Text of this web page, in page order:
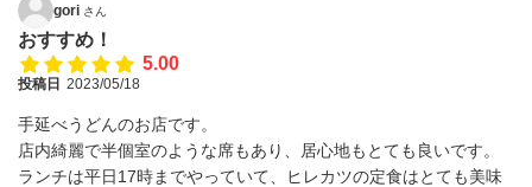
gori さん
おすすめ！
5.00
投稿日 2023/05/18
手延べうどんのお店です。
店内綺麗で半個室のような席もあり、居心地もとても良いです。
ランチは平日17時までやっていて、ヒレカツの定食はとても美味